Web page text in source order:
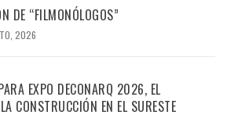
DE “FILMONÓLOGOS”
2026
EXPO DECONARQ 2026, EL
CONSTRUCCIÓN EN EL SURESTE